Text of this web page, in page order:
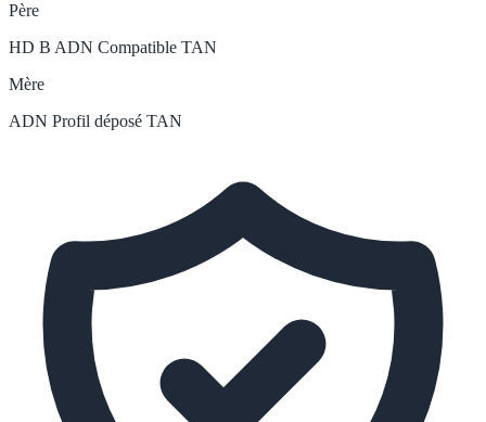
Père
HD B ADN Compatible TAN
Mère
ADN Profil déposé TAN